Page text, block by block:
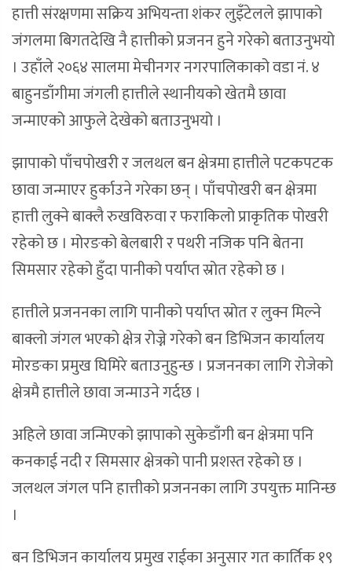
हात्ती संरक्षणमा सक्रिय अभियन्ता शंकर लुइँटेलले झापाको
जंगलमा बिगतदेखि नै हात्तीको प्रजनन हुने गरेको बताउनुभयो
। उहाँले २०६४ सालमा मेचीनगर नगरपालिकाको वडा नं. ४
बाहुनडाँगीमा जंगली हात्तीले स्थानीयको खेतमै छावा
जन्माएको आफुले देखेको बताउनुभयो ।
झापाको पाँचपोखरी र जलथल बन क्षेत्रमा हात्तीले पटकपटक
छावा जन्माएर हुर्काउने गरेका छन् । पाँचपोखरी बन क्षेत्रमा
हात्ती लुक्ने बाक्लै रुखविरुवा र फराकिलो प्राकृतिक पोखरी
रहेको छ । मोरङको बेलबारी र पथरी नजिक पनि बेतना
सिमसार रहेको हुँदा पानीको पर्याप्त स्रोत रहेको छ ।
हात्तीले प्रजननका लागि पानीको पर्याप्त स्रोत र लुक्न मिल्ने
बाक्लो जंगल भएको क्षेत्र रोज्ने गरेको बन डिभिजन कार्यालय
मोरङका प्रमुख घिमिरे बताउनुहुन्छ । प्रजननका लागि रोजेको
क्षेत्रमै हात्तीले छावा जन्माउने गर्दछ ।
अहिले छावा जन्मिएको झापाको सुकेडाँगी बन क्षेत्रमा पनि
कनकाई नदी र सिमसार क्षेत्रको पानी प्रशस्त रहेको छ ।
जलथल जंगल पनि हात्तीको प्रजननका लागि उपयुक्त मानिन्छ
।
बन डिभिजन कार्यालय प्रमुख राईका अनुसार गत कार्तिक १९